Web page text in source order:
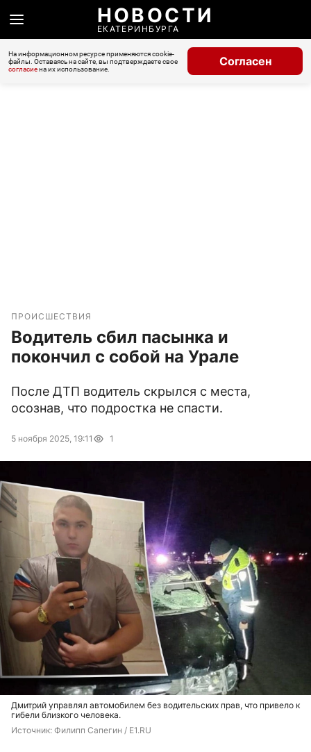
НОВОСТИ
ЕКАТЕРИНБУРГА
На информационном ресурсе применяются cookie-
файлы. Оставаясь на сайте, вы подтверждаете свое
согласиена их использование.
Согласен
ПРОИСШЕСТВИЯ
Водитель сбил пасынка и
покончил с собой на Урале
После ДТП водитель скрылся с места,
осознав, что подростка не спасти.
5 ноября 2025, 19:11 1
Дмитрий управлял автомобилем без водительских прав, что привело к
гибели близкого человека.
Источник: Филипп Сапегин / E1.RU